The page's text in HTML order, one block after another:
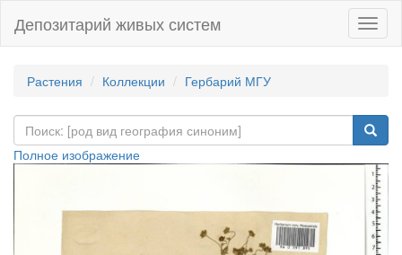
Депозитарий живых систем
Растения Коллекции Гербарий МГУ
Полное изображение